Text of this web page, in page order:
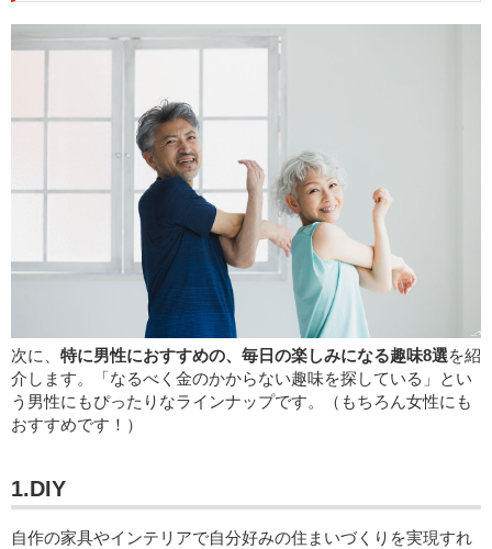
次に、 特に男性におすすめの、毎日の楽しみになる趣味8選を紹
介します。「なるべく金のかからない趣味を探している」とい
う男性にもぴったりなラインナップです。（もちろん女性にも
おすすめです！）
1.DIY
自作の家具やインテリアで自分好みの住まいづくりを実現すれ